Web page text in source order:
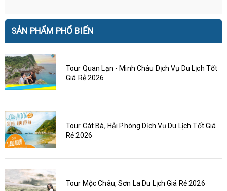
SẢN PHẨM PHỔ BIẾN
Tour Quan Lạn - Minh Châu Dịch Vụ Du Lịch Tốt
Giá Rẻ 2026
Tour Cát Bà, Hải Phòng Dịch Vụ Du Lịch Tốt Giá
Rẻ 2026
Tour Mộc Châu, Sơn La Du Lịch Giá Rẻ 2026